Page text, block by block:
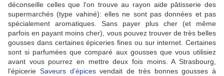
déconseille celles que l'on trouve au rayon aide pâtisserie des
supermarchés (type vahiné): elles ne sont pas données et pas
spécialement aromatiques. Sans payer plus cher (et même
parfois en payant moins cher), vous pouvez trouver de très belles
gousses dans certaines épiceries fines ou sur internet. Certaines
sont si parfumées que comparé aux gousses que vous utilisiez
avant vous pourrez en mettre deux fois moins. A Strasbourg,
l'épicerie Saveurs d'épicesvendait de très bonnes gousses à